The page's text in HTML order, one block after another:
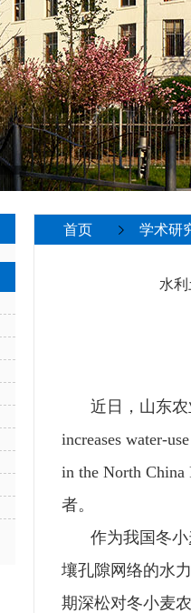
首页 学术研
水
近日，山东
increases water-
in the North China
者。
作为我国冬
壤孔隙网络的水
期深松对冬小麦